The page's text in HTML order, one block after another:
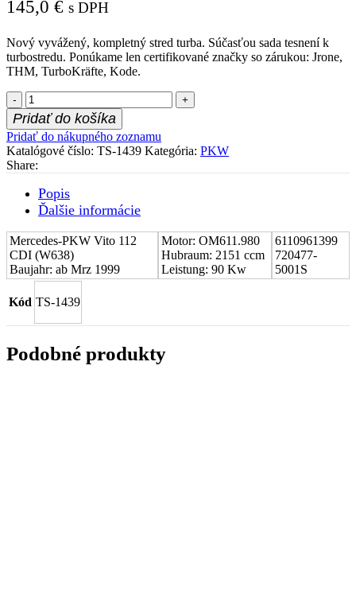
145,0 € s DPH
Nový vyvážený, kompletný stred turba. Súčasťou sada tesnení k
turbostredu. Ponúkame len certifikované značky so zárukou: Jrone,
THM, TurboKräfte, Kode.
množstvo
Stred
turboduchadla
(CHRA)
Mercedes-
PKW
112
CDI
6110961399
Pridať do košíka
Pridať do nákupného zoznamu
Katalógové číslo: TS-1439 Kategória: PKW
Share:
Popis
Ďalšie informácie
Mercedes-PKW Vito 112
CDI (W638)
Baujahr: ab Mrz 1999
Motor: OM611.980
Hubraum: 2151 ccm
Leistung: 90 Kw
6110961399
720477-
5001S
Kód TS-1439
Podobné produkty